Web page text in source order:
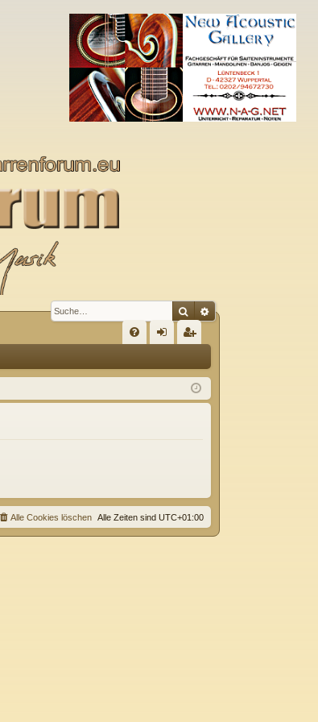
SucheErweiterte Suche
S
Q m
el
ist
rie
Alle Zeiten sind UTC+01:00
Alle Cookies löschen